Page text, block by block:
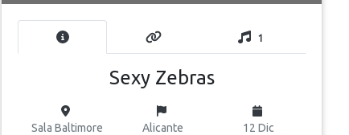
1
Sexy Zebras
Sala Baltimore
Alicante 12 Dic